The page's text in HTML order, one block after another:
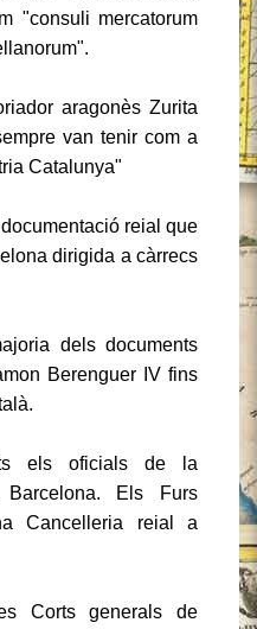
"consuli mercatorum
aragonès Zurita
van tenir com a
Catalunya"
reial que
dirigida a càrrecs
dels documents
Berenguer IV fins
els oficials de la
Els Furs
Cancelleria reial a
Corts generals de